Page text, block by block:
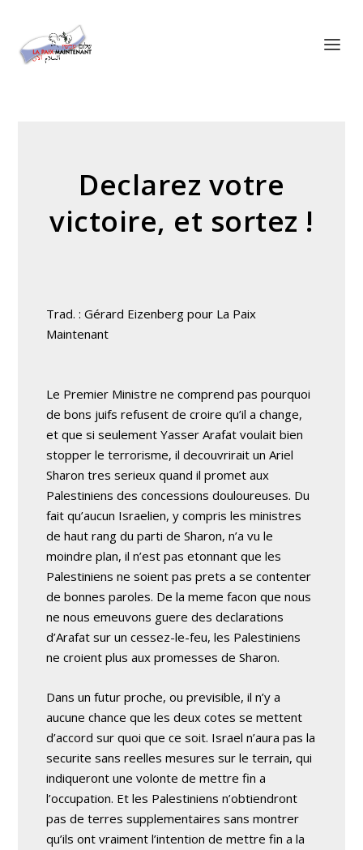
Declarez votre
victoire, et sortez !
Trad. : Gérard Eizenberg pour La Paix
Maintenant
Le Premier Ministre ne comprend pas pourquoi
de bons juifs refusent de croire qu’il a change,
et que si seulement Yasser Arafat voulait bien
stopper le terrorisme, il decouvrirait un Ariel
Sharon tres serieux quand il promet aux
Palestiniens des concessions douloureuses. Du
fait qu’aucun Israelien, y compris les ministres
de haut rang du parti de Sharon, n’a vu le
moindre plan, il n’est pas etonnant que les
Palestiniens ne soient pas prets a se contenter
de bonnes paroles. De la meme facon que nous
ne nous emeuvons guere des declarations
d’Arafat sur un cessez-le-feu, les Palestiniens
ne croient plus aux promesses de Sharon.
Dans un futur proche, ou previsible, il n’y a
aucune chance que les deux cotes se mettent
d’accord sur quoi que ce soit. Israel n’aura pas la
securite sans reelles mesures sur le terrain, qui
indiqueront une volonte de mettre fin a
l’occupation. Et les Palestiniens n’obtiendront
pas de terres supplementaires sans montrer
qu’ils ont vraiment l’intention de mettre fin a la